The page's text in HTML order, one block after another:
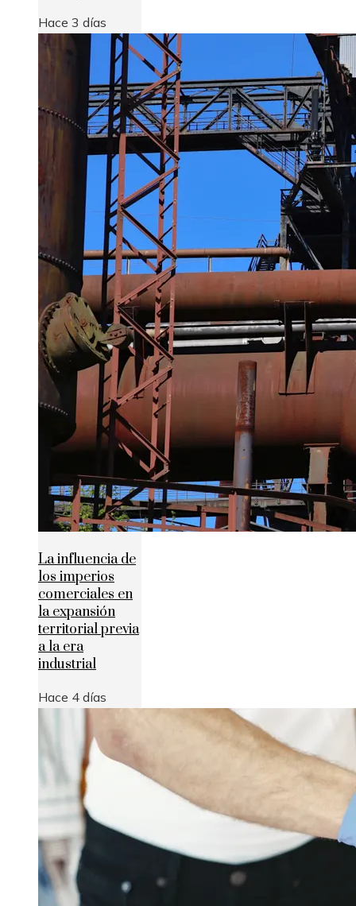
Hace 3 días
La influencia de
los imperios
comerciales en
la expansión
territorial previa
a la era
industrial
Hace 4 días